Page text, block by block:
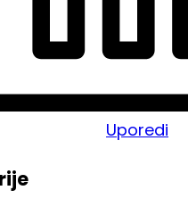
Uporedi